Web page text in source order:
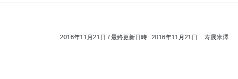
2016年11月21日 / 最終更新日時 : 2016年11月21日 寿展米澤